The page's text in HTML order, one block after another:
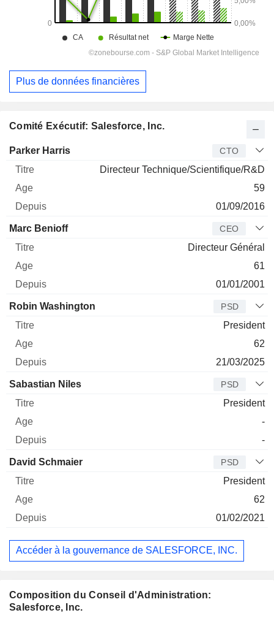
Comité Exécutif: Salesforce, Inc.
Dirigeant Titre
Parker Harris CTO
Directeur Technique/Scientifique/R&D
59
01/09/2016
Marc Benioff CEO
Directeur Général
61
01/01/2001
Robin Washington PSD
President
62
21/03/2025
Sabastian Niles PSD
President
-
-
David Schmaier PSD
President
62
01/02/2021
Accéder à la gouvernance de SALESFORCE, INC.
Composition du Conseil d'Administration:
Salesforce, Inc.
Plus de données financières